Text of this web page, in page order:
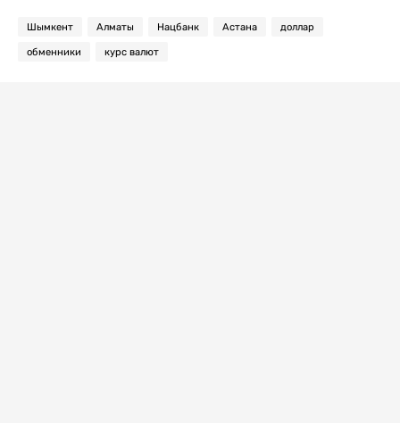
Шымкент Алматы Нацбанк Астана доллар
обменники курс валют